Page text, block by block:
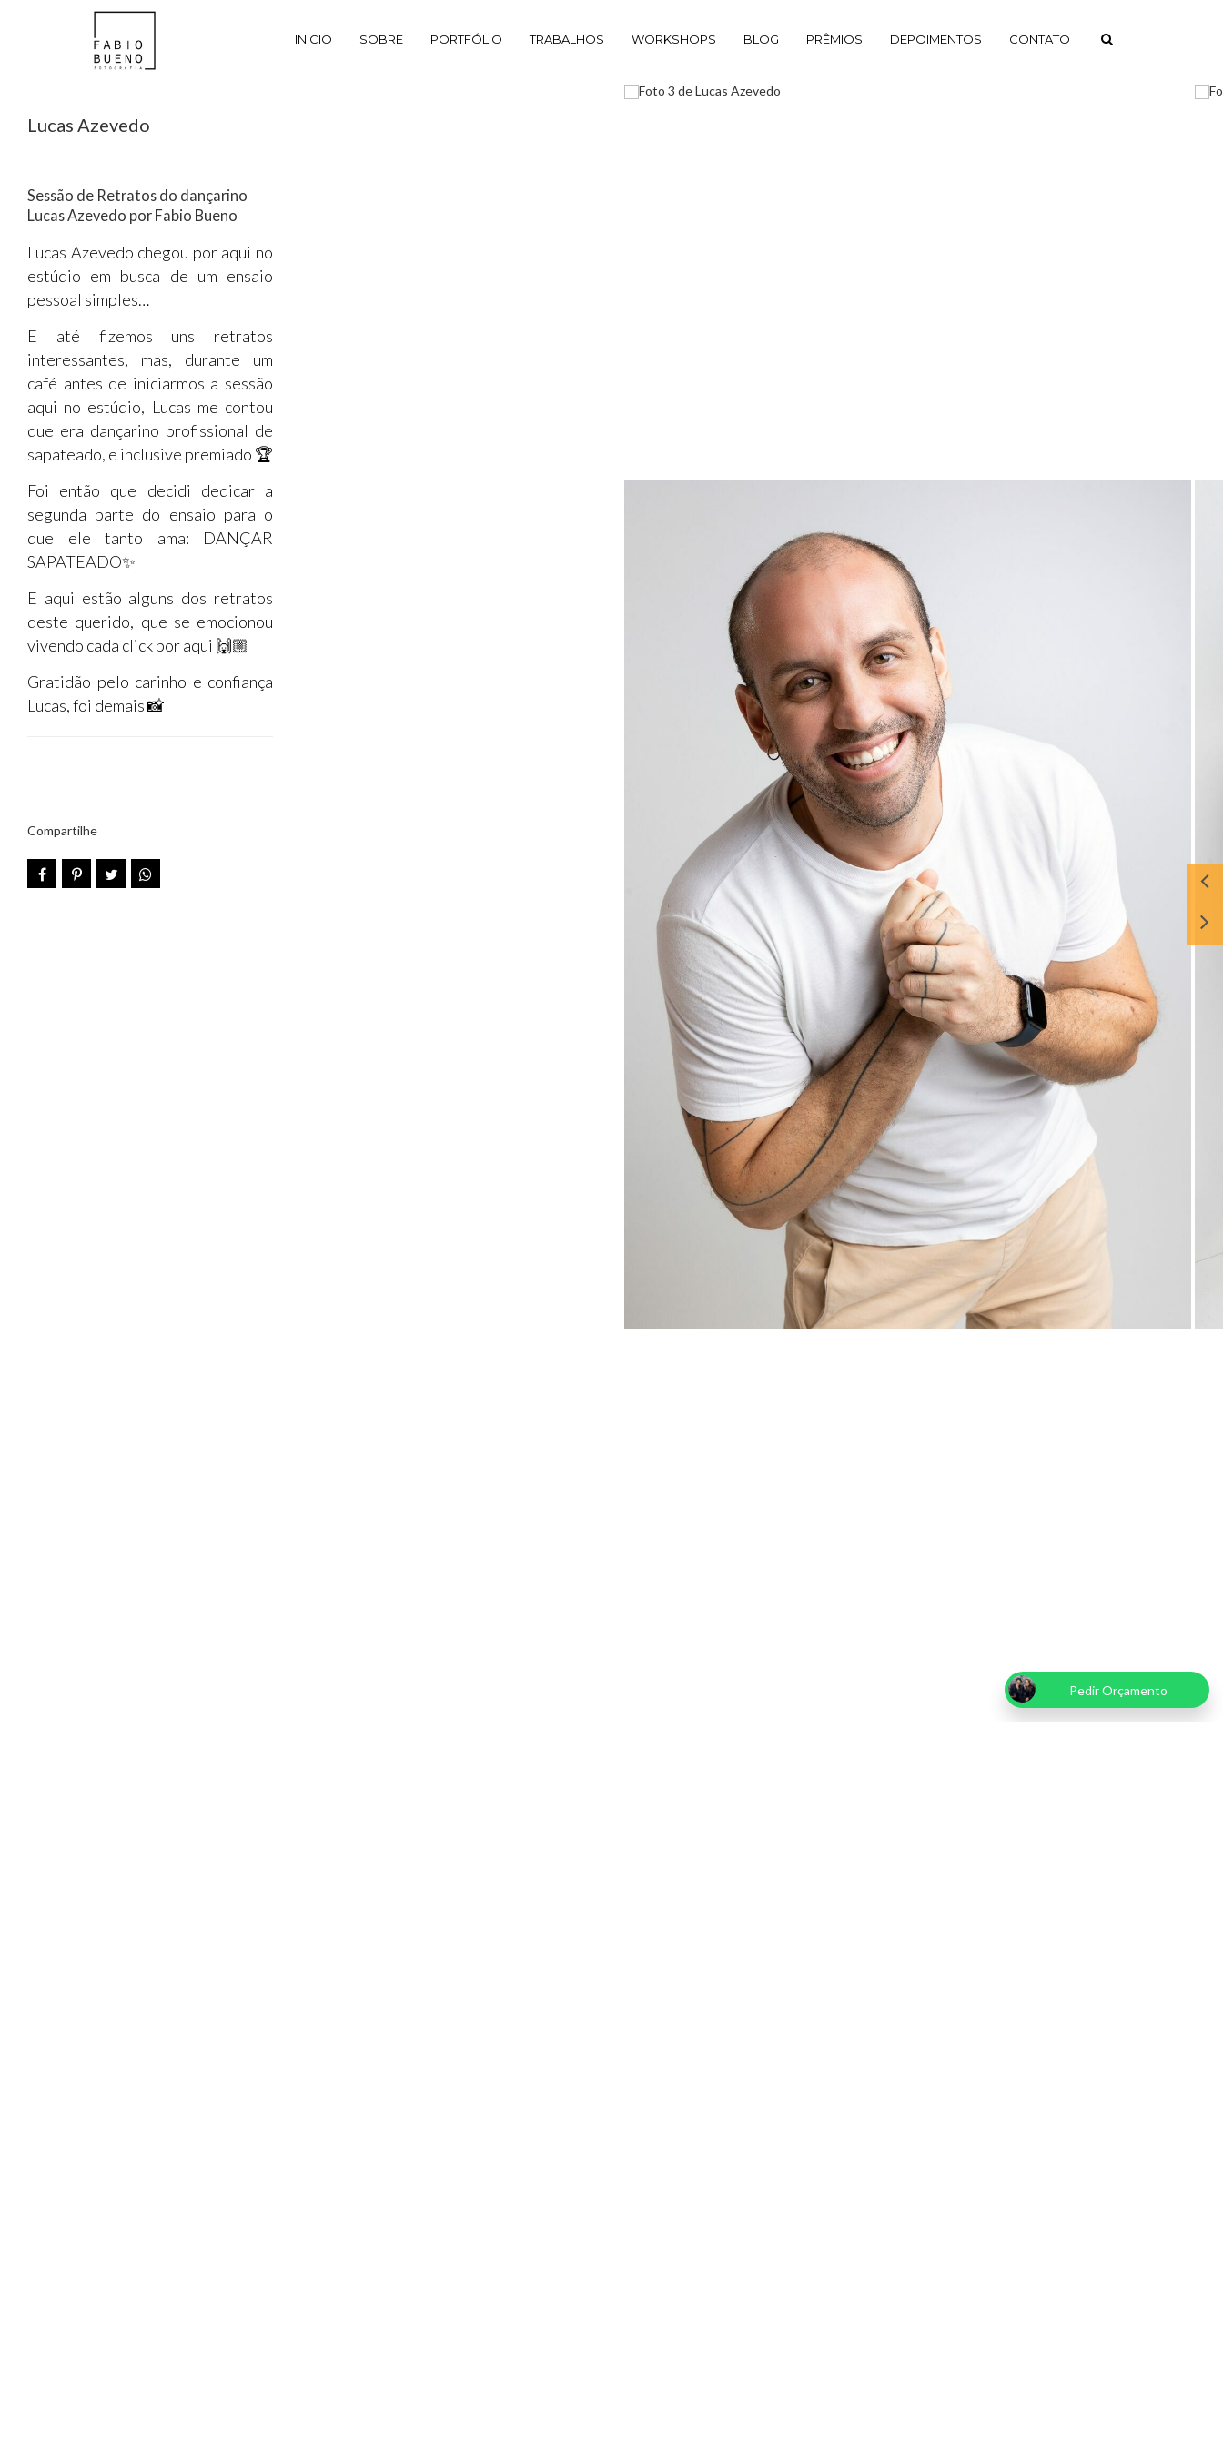
INICIO SOBRE PORTFÓLIO TRABALHOS WORKSHOPS BLOG PRÊMIOS DEPOIMENTOS CONTATO
Lucas Azevedo
Sessão de Retratos do dançarino
Lucas Azevedo por Fabio Bueno
Lucas Azevedo chegou por aqui no
estúdio em busca de um ensaio
pessoal simples…
E até fizemos uns retratos
interessantes, mas, durante um
café antes de iniciarmos a sessão
aqui no estúdio, Lucas me contou
que era dançarino profissional de
sapateado, e inclusive premiado 🏆
Foi então que decidi dedicar a
segunda parte do ensaio para o
que ele tanto ama: DANÇAR
SAPATEADO✨
E aqui estão alguns dos retratos
deste querido, que se emocionou
vivendo cada click por aqui 🙌🏼
Gratidão pelo carinho e confiança
Lucas, foi demais📸
Compartilhe
Pedir Orçamento